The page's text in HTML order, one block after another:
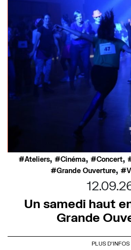
Ateliers, Cinéma, Concert,
Grande Ouverture,
Un samedi haut
Grande
PLUS D'INFOS